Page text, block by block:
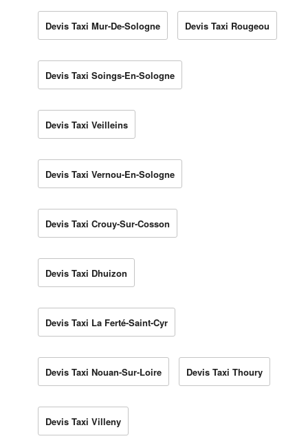
Devis Taxi Mur-De-Sologne Devis Taxi Rougeou
Devis Taxi Soings-En-Sologne
Devis Taxi Veilleins
Devis Taxi Vernou-En-Sologne
Devis Taxi Crouy-Sur-Cosson
Devis Taxi Dhuizon
Devis Taxi La Ferté-Saint-Cyr
Devis Taxi Nouan-Sur-Loire Devis Taxi Thoury
Devis Taxi Villeny